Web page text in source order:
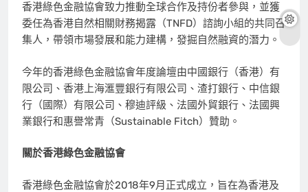
香港綠色金融協會致力推動全球合作及持份者參與，並獲
委任為香港自然相關財務揭露（TNFD）諮詢小組的共同召
集人，帶領市場發展和能力建構，發掘自然融資的潛力。
今年的香港綠色金融協會年度論壇由中國銀行（香港）有
限公司、香港上海滙豐銀行有限公司、渣打銀行、中信銀
行（國際）有限公司、穆迪評級、法國外貿銀行、法國興
業銀行和惠譽常青（Sustainable Fitch）贊助。
關於香港綠色金融協會
香港綠色金融協會於2018年9月正式成立，旨在為香港及